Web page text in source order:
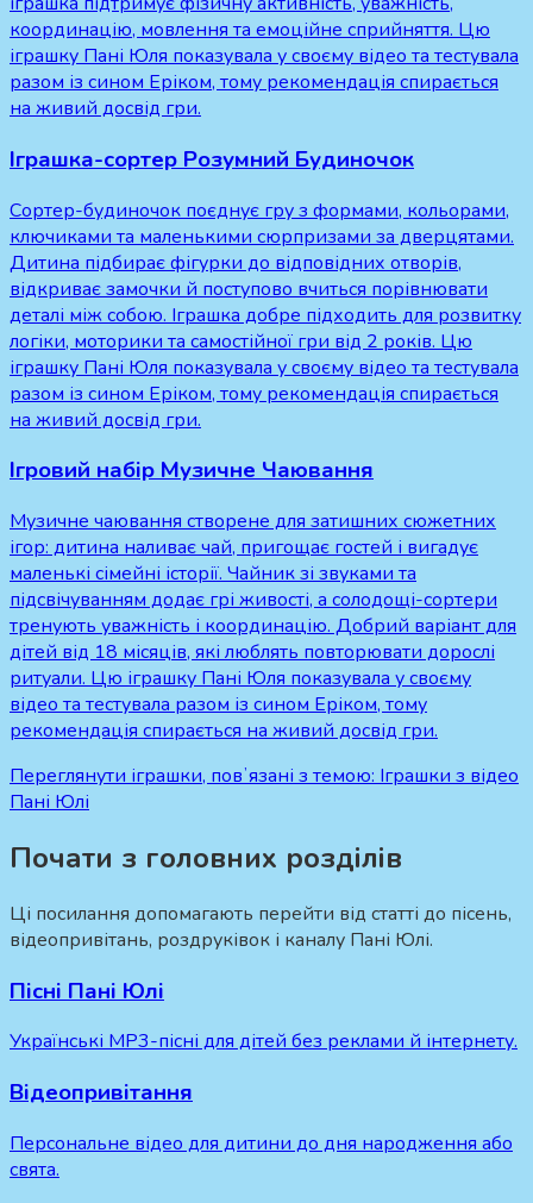
координацію, мовлення та емоційне сприйняття. Цю
іграшку Пані Юля показувала у своєму відео та тестувала
разом із сином Еріком, тому рекомендація спирається
на живий досвід гри.
Іграшка-сортер Розумний Будиночок
Сортер-будиночок поєднує гру з формами, кольорами,
ключиками та маленькими сюрпризами за дверцятами.
Дитина підбирає фігурки до відповідних отворів,
відкриває замочки й поступово вчиться порівнювати
деталі між собою. Іграшка добре підходить для розвитку
логіки, моторики та самостійної гри від 2 років. Цю
іграшку Пані Юля показувала у своєму відео та тестувала
разом із сином Еріком, тому рекомендація спирається
на живий досвід гри.
Ігровий набір Музичне Чаювання
Музичне чаювання створене для затишних сюжетних
ігор: дитина наливає чай, пригощає гостей і вигадує
маленькі сімейні історії. Чайник зі звуками та
підсвічуванням додає грі живості, а солодощі-сортери
тренують уважність і координацію. Добрий варіант для
дітей від 18 місяців, які люблять повторювати дорослі
ритуали. Цю іграшку Пані Юля показувала у своєму
відео та тестувала разом із сином Еріком, тому
рекомендація спирається на живий досвід гри.
Переглянути іграшки, повʼязані з темою: Іграшки з відео
Пані Юлі
Почати з головних розділів
Ці посилання допомагають перейти від статті до пісень,
відеопривітань, роздруківок і каналу Пані Юлі.
Пісні Пані Юлі
Українські MP3-пісні для дітей без реклами й інтернету.
Відеопривітання
Персональне відео для дитини до дня народження або
свята.